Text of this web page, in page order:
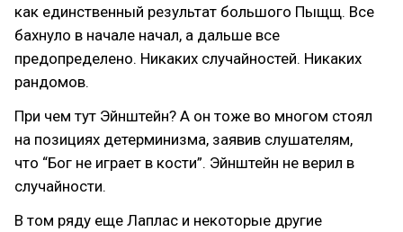
как единственный результат большого Пыщщ. Все
бахнуло в начале начал, а дальше все
предопределено. Никаких случайностей. Никаких
рандомов.
При чем тут Эйнштейн? А он тоже во многом стоял
на позициях детерминизма, заявив слушателям,
что “Бог не играет в кости”. Эйнштейн не верил в
случайности.
В том ряду еще Лаплас и некоторые другие